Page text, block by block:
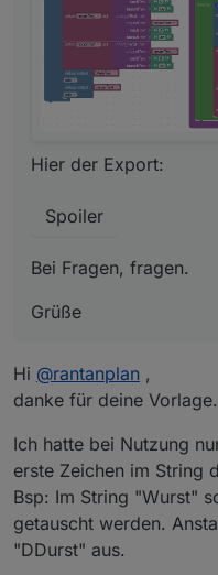
Bei Fragen,
Grüße
Hier der Export:
Spoiler
Bei Fragen, fragen.
Grüße
Hi @rantanplan ,
danke für deine Vorlage.
Ich hatte bei Nutzung
erste Zeichen im String
Bsp: Im String "Wurst"
getauscht werden.
"DDurst" aus.